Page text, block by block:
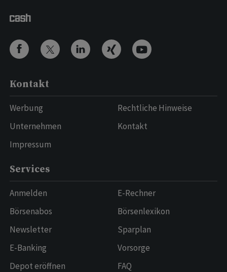
Kontakt
Werbung
Unternehmen
Impressum
Rechtliche Hinweise
Kontakt
Services
Anmelden
Börsenabos
Newsletter
E-Banking
Depot eröffnen
E-Rechner
Börsenlexikon
Sparplan
Vorsorge
FAQ